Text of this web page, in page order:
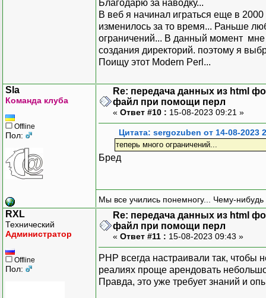
Благодарю за наводку...
В веб я начинал играться еще в
изменилось за то время... Раньше
ограничений... В данный момент мне
создания директорий. поэтому я
Поищу этот Modern Perl...
Sla
Команда клуба
Offline
Пол:
Re: передача данных из html
файл при помощи перл
« Ответ #10 : 15-08-2023 09:21 »
Цитата: sergozuben от 14-08-2023
теперь много ограничений...
Бред
Мы все учились понемногу... Чему-нибудь
RXL
Технический
Администратор
Offline
Пол:
Re: передача данных из html
файл при помощи перл
« Ответ #11 : 15-08-2023 09:43 »
PHP всегда настраивали так,
реалиях проще арендовать
Правда, это уже требует знаний и